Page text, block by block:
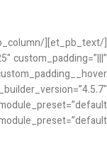
custom_padding=”|||”